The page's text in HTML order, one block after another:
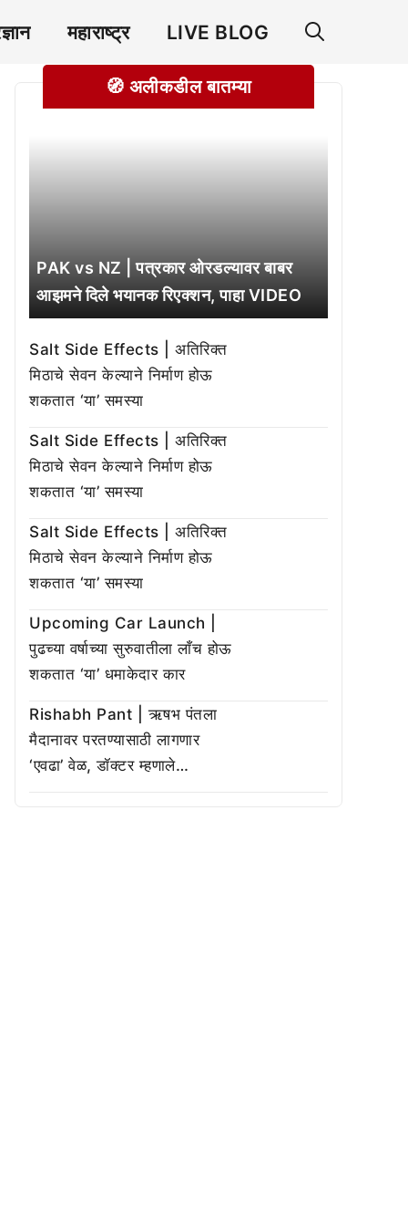
महाराष्ट्र LIVE BLOG
🧭 अलीकडील बातम्या
PAK vs NZ | पत्रकार ओरडल्यावर बाबर
आझमने दिले भयानक रिएक्शन, पाहा VIDEO
Salt Side Effects | अतिरिक्त
मिठाचे सेवन केल्याने निर्माण होऊ
शकतात ‘या’ समस्या
Salt Side Effects | अतिरिक्त
मिठाचे सेवन केल्याने निर्माण होऊ
शकतात ‘या’ समस्या
Salt Side Effects | अतिरिक्त
मिठाचे सेवन केल्याने निर्माण होऊ
शकतात ‘या’ समस्या
Upcoming Car Launch |
पुढच्या वर्षाच्या सुरुवातीला लाँच होऊ
शकतात ‘या’ धमाकेदार कार
Rishabh Pant | ऋषभ पंतला
मैदानावर परतण्यासाठी लागणार
‘एवढा’ वेळ, डॉक्टर म्हणाले…